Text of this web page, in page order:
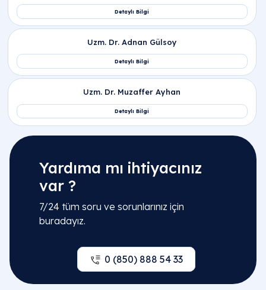
Yardıma mı ihtiyacınız
var ?
7/24 tüm soru ve sorunlarınız için
buradayız.
0 (850) 888 54 33